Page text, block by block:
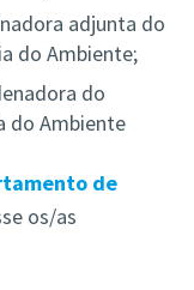
adjunta do
do Ambiente;
do
do Ambiente
de
os/as